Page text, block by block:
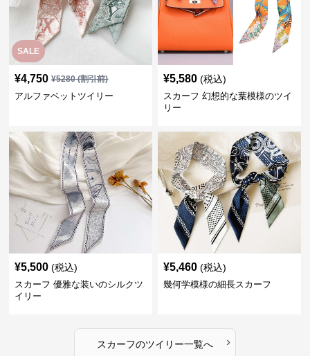
SALE
¥4,750 ¥5280(割引前)
アルファベットツイリー
¥5,580 (税込)
スカーフ 幻想的な葉模様のツイ
リー
¥5,500 (税込)
スカーフ 優雅な装いのシルクツ
イリー
¥5,460 (税込)
幾何学模様の細長スカーフ
スカーフのツイリー一覧へ ›